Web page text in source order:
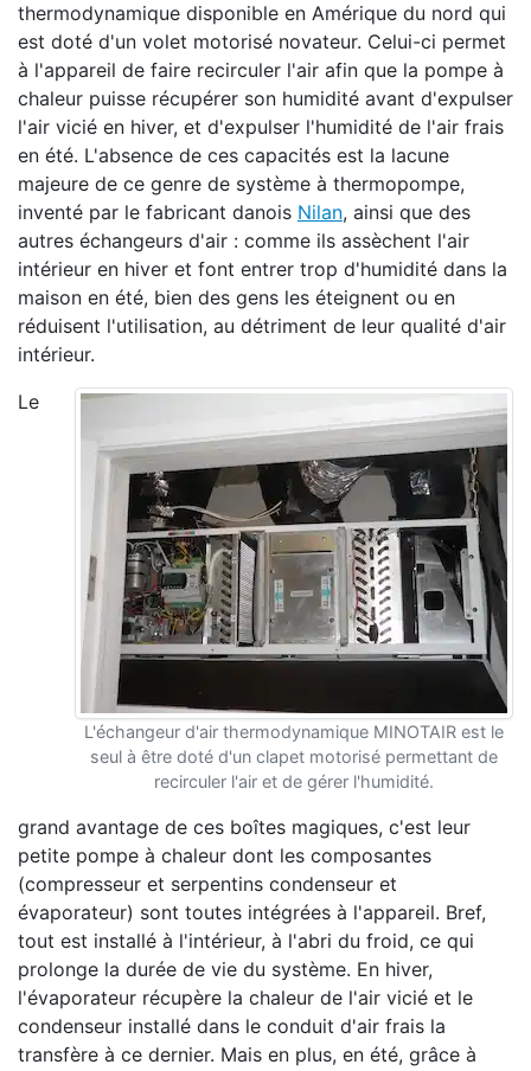
thermodynamique disponible en Amérique du nord qui
est doté d'un volet motorisé novateur. Celui-ci permet
à l'appareil de faire recirculer l'air afin que la pompe à
chaleur puisse récupérer son humidité avant d'expulser
l'air vicié en hiver, et d'expulser l'humidité de l'air frais
en été. L'absence de ces capacités est la lacune
majeure de ce genre de système à thermopompe,
inventé par le fabricant danois Nilan, ainsi que des
autres échangeurs d'air : comme ils assèchent l'air
intérieur en hiver et font entrer trop d'humidité dans la
maison en été, bien des gens les éteignent ou en
réduisent l'utilisation, au détriment de leur qualité d'air
intérieur.
L'échangeur d'air thermodynamique MINOTAIR est le
seul à être doté d'un clapet motorisé permettant de
recirculer l'air et de gérer l'humidité.
Le
grand avantage de ces boîtes magiques, c'est leur
petite pompe à chaleur dont les composantes
(compresseur et serpentins condenseur et
évaporateur) sont toutes intégrées à l'appareil. Bref,
tout est installé à l'intérieur, à l'abri du froid, ce qui
prolonge la durée de vie du système. En hiver,
l'évaporateur récupère la chaleur de l'air vicié et le
condenseur installé dans le conduit d'air frais la
transfère à ce dernier. Mais en plus, en été, grâce à